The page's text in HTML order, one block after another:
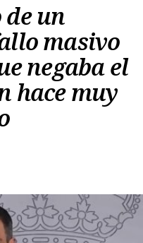
un
masivo
negaba el
hace muy